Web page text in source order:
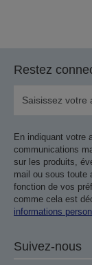
Restez
En indiquant votre
communications
sur les produits,
mail ou sous toute
fonction de vos
comme cela est
informations
Suivez-nous